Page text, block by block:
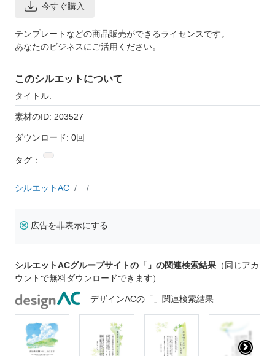
今すぐ購入
テンプレートなどの商品販売ができるライセンスです。
あなたのビジネスにご活用ください。
このシルエットについて
タイトル:
素材のID: 203527
ダウンロード: 0回
タグ：
シルエットAC
広告を非表示にする
シルエットACグループサイトの「」の関連検索結果 （同じアカ
ウントで無料ダウンロードできます）
デザインACの「」関連検索結果